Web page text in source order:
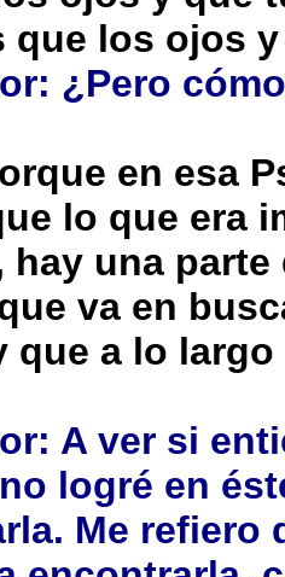
que los ojos
¿Pero
en esa
lo que era
una
va en
que a lo
A ver si
logré en
Me refiero